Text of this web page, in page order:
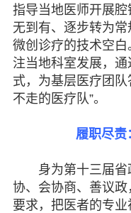
指导当地医师开展
无到有、逐步转为
微创诊疗的技术空
注当地科室发展，
式，为基层医疗团
不走的医疗队”。
履职尽责
身为第十三届省
协、会协商、善议
要求，把医者的专